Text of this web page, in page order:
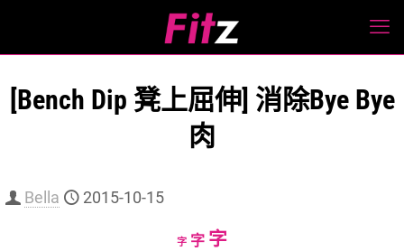
[Bench Dip 凳上屈伸] 消除Bye Bye
肉
Bella 2015-10-15
字Decrease
字Reset
字Increase